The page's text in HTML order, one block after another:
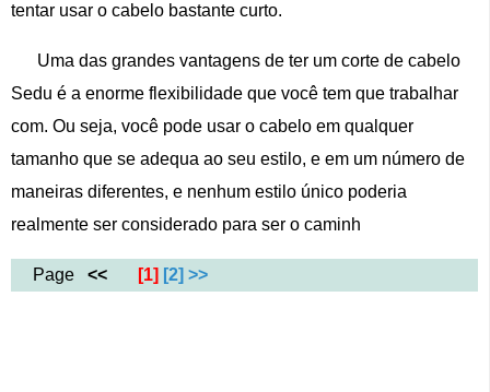
tentar usar o cabelo bastante curto.
Uma das grandes vantagens de ter um corte de cabelo
Sedu é a enorme flexibilidade que você tem que trabalhar
com. Ou seja, você pode usar o cabelo em qualquer
tamanho que se adequa ao seu estilo, e em um número de
maneiras diferentes, e nenhum estilo único poderia
realmente ser considerado para ser o caminh
Page << [1] [2] >>